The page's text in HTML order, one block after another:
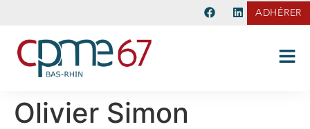
ADHÉRER
Olivier Simon